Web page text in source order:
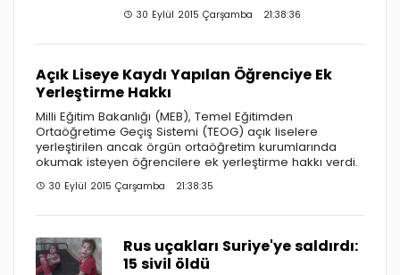
30 Eylül 2015 Çarşamba 21:38:36
Açık Liseye Kaydı Yapılan Öğrenciye Ek
Yerleştirme Hakkı
Milli Eğitim Bakanlığı (MEB), Temel Eğitimden
Ortaöğretime Geçiş Sistemi (TEOG) açık liselere
yerleştirilen ancak örgün ortaöğretim kurumlarında
okumak isteyen öğrencilere ek yerleştirme hakkı verdi.
30 Eylül 2015 Çarşamba 21:38:35
Rus uçakları Suriye'ye saldırdı:
15 sivil öldü